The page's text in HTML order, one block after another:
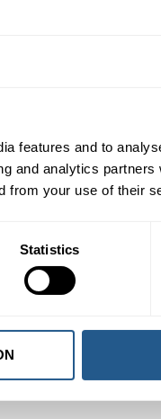
features and to
and analytics
from your use of their
Statistics